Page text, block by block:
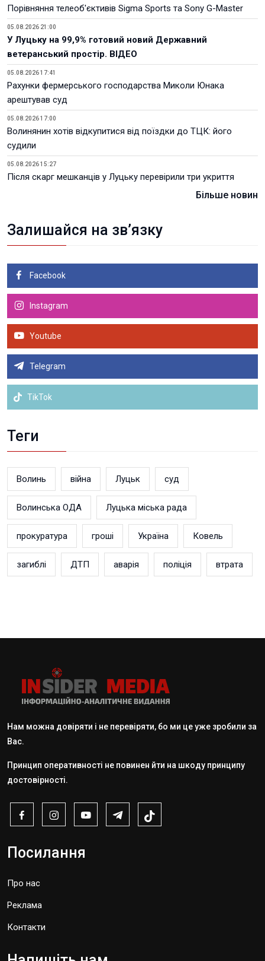
Порівняння телеоб'єктивів Sigma Sports та Sony G-Master
05.08.2026 21:00
У Луцьку на 99,9% готовий новий Державний
ветеранський простір. ВІДЕО
05.08.2026 17:41
Рахунки фермерського господарства Миколи Юнака
арештував суд
05.08.2026 17:00
Волинянин хотів відкупитися від поїздки до ТЦК: його
судили
05.08.2026 15:27
Після скарг мешканців у Луцьку перевірили три укриття
Більше новин
Залишайся на зв’язку
Facebook
Instagram
Youtube
Telegram
TikTok
Теги
Волинь війна Луцьк суд
Волинська ОДА Луцька міська рада
прокуратура гроші Україна Ковель
загиблі ДТП аварія поліція втрата
Нам можна довіряти і не перевіряти, бо ми це уже зробили за
Вас.
Принцип оперативності не повинен йти на шкоду принципу
достовірності.
Посилання
Про нас
Реклама
Контакти